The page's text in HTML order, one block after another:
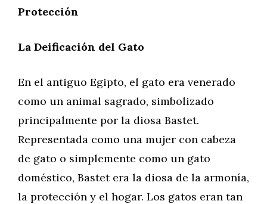
Protección
La Deificación del Gato
En el antiguo Egipto, el gato era venerado
como un animal sagrado, simbolizado
principalmente por la diosa Bastet.
Representada como una mujer con cabeza
de gato o simplemente como un gato
doméstico, Bastet era la diosa de la armonía,
la protección y el hogar. Los gatos eran tan